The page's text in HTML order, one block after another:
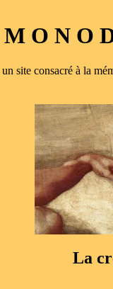
M O N O
un site consacré à la
La